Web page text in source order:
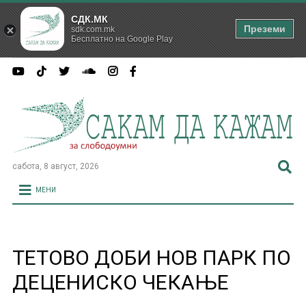
сабота, 8 август, 2026
МЕНИ
ТЕТОВО ДОБИ НОВ ПАРК ПО
ДЕЦЕНИСКО ЧЕКАЊЕ
СДК.МК
sdk.com.mk
Бесплатно на Google Play
Преземи